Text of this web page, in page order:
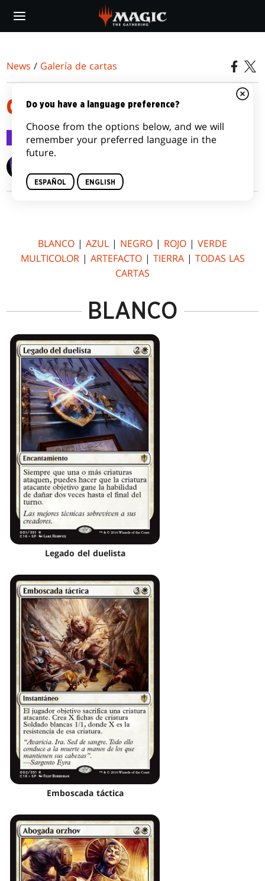
main
News / Galería de cartas
COMMANDER (2016 EDITION)
Galería de cartas 28 oct 2016
BLANCO | AZUL | NEGRO | ROJO | VERDE
MULTICOLOR| ARTEFACTO| TIERRA| TODAS LAS
CARTAS
BLANCO
Legado del duelista
Emboscada táctica
Do you have a language preference?
Choose from the options below, and we will
remember your preferred language in the
future.
ESPAÑOL ENGLISH